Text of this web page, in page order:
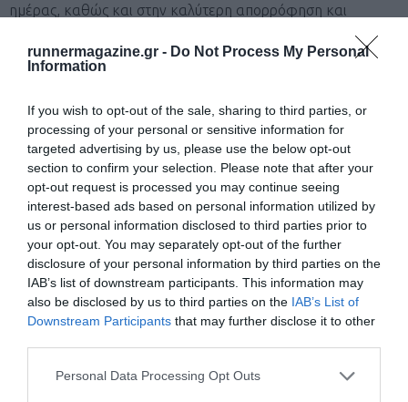
runnermagazine.gr - Do Not Process My Personal
Information
If you wish to opt-out of the sale, sharing to third parties, or
processing of your personal or sensitive information for
targeted advertising by us, please use the below opt-out
section to confirm your selection. Please note that after your
opt-out request is processed you may continue seeing
interest-based ads based on personal information utilized by
us or personal information disclosed to third parties prior to
your opt-out. You may separately opt-out of the further
disclosure of your personal information by third parties on the
IAB’s list of downstream participants. This information may
also be disclosed by us to third parties on the IAB’s List of
Downstream Participants that may further disclose it to other
Personal Data Processing Opt Outs
ημέρας, καθώς και στην καλύτερη απορρόφηση και
αφομοίωση των θρεπτικών συστατικών. Επίσης, η συχνή
πρόσληψη ισορροπημένων γευμάτων προλαμβάνει την
και συμβάλλει στη βέλτιστη αναπλήρωσή τους. Σε αυτό το
σημείο είναι σημαντικό να τονιστεί και η σημασία της
σταθερής κατανάλωσης υγρών κατά τη διάρκεια της
ημέρας, για την επίτευξη σωστής υδάτωσης ακόμα και κατά
τους χειμερινούς μήνες, όπου ενώ δεν είναι συνηθισμένη η
παρουσία αφυδάτωσης στους ασκούμενους, παρόλα αυτά
μπορεί να παρατηρηθεί σε κρύο και ξηρό περιβάλλον
καθώς και λόγω έντονης εφίδρωσης.